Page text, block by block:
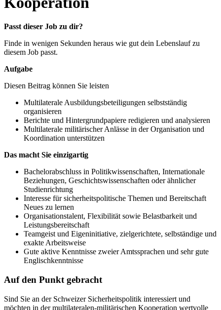
Passt dieser Job zu dir?
Finde in wenigen Sekunden heraus wie gut dein Lebenslauf zu
diesem Job passt.
Aufgabe
Diesen Beitrag können Sie leisten
Multilaterale Ausbildungsbeteiligungen selbstständig
organisieren
Berichte und Hintergrundpapiere redigieren und analysieren
Multilaterale militärischer Anlässe in der Organisation und
Koordination unterstützen
Das macht Sie einzigartig
Bachelorabschluss in Politikwissenschaften, Internationale
Beziehungen, Geschichtswissenschaften oder ähnlicher
Studienrichtung
Interesse für sicherheitspolitische Themen und Bereitschaft
Neues zu lernen
Organisationstalent, Flexibilität sowie Belastbarkeit und
Leistungsbereitschaft
Teamgeist und Eigeninitiative, zielgerichtete, selbständige und
exakte Arbeitsweise
Gute aktive Kenntnisse zweier Amtssprachen und sehr gute
Englischkenntnisse
Auf den Punkt gebracht
Sind Sie an der Schweizer Sicherheitspolitik interessiert und
möchten in der multilateralen-militärischen Kooperation wertvolle